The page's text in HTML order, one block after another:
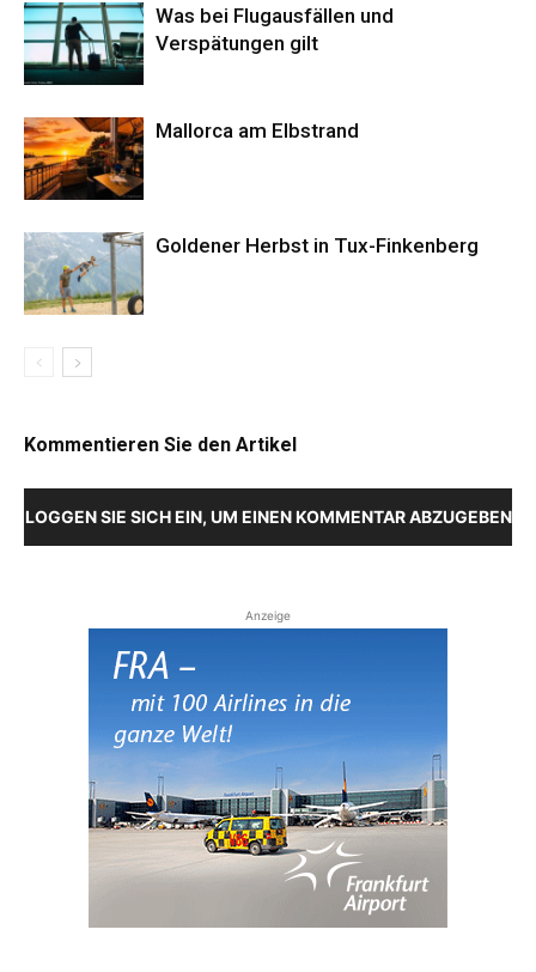
Was bei Flugausfällen und
Verspätungen gilt
Mallorca am Elbstrand
Goldener Herbst in Tux-Finkenberg
Kommentieren Sie den Artikel
LOGGEN SIE SICH EIN, UM EINEN KOMMENTAR ABZUGEBEN
Anzeige